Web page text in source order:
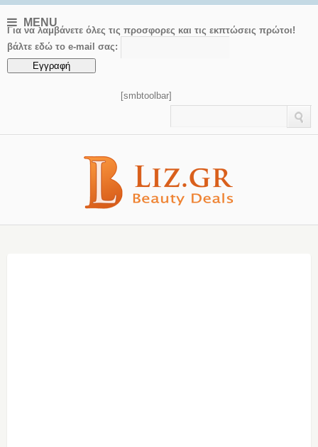
MENU
Για να λαμβάνετε όλες τις προσφορες και τις εκπτώσεις πρώτοι!
βάλτε εδώ το e-mail σας:
[smbtoolbar]